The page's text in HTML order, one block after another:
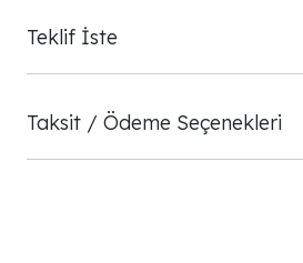
Teklif İste
Taksit / Ödeme Seçenekleri